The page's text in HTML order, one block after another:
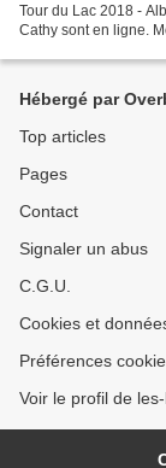
Tour du Lac 2018 -
Cathy sont en ligne.
Hébergé par
Top articles
Pages
Contact
Signaler un abus
C.G.U.
Cookies et
Préférences
Voir le profil de